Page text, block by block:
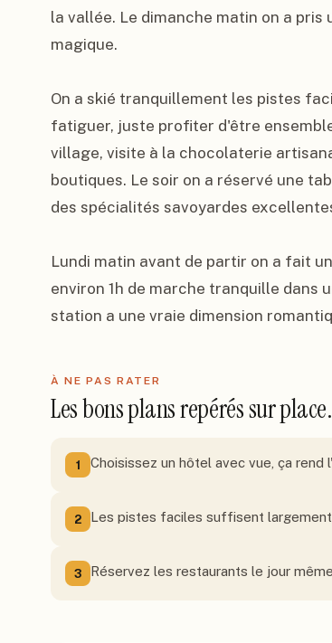
la vallée. Le dimanche matin on a
magique.
On a skié tranquillement les pistes
fatiguer, juste profiter d'être
village, visite à la chocolaterie
boutiques. Le soir on a réservé une
des spécialités savoyardes
Lundi matin avant de partir on a fait
environ 1h de marche tranquille dans
station a une vraie dimension
À NE PAS RATER
Les bons plans repérés sur place.
1 Choisissez un hôtel avec vue, ça
2 Les pistes faciles suffisent
3 Réservez les restaurants le jour